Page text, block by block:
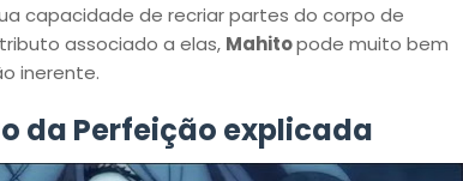
capacidade de recriar partes do corpo de
associado a elas, Mahitopode muito bem
inerente.
da Perfeição explicada